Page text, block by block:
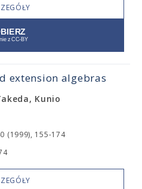
extension algebras
Kunio
(1999), 155-174